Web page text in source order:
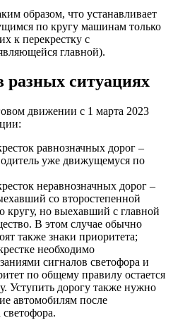
образом, что устанавливает
по кругу машинам только
к перекрестку с
главной).
разных ситуациях
движении с 1 марта 2023
равнозначных дорог –
уже движущемуся по
неравнозначных дорог –
со второстепенной
кругу, но выехавший с главной
В этом случае обычно
также знаки приоритета;
необходимо
сигналов светофора и
по общему правилу остается
Уступить дорогу также нужно
автомобилям после